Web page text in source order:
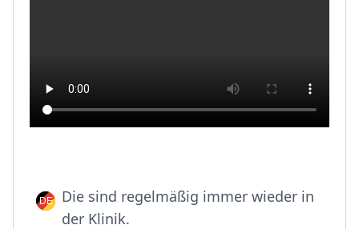
Die sind regelmäßig immer wieder in
der Klinik.